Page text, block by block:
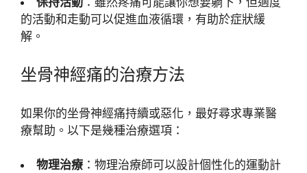
的活動和走動可以促進血液循環，有助於症狀緩
解。
坐骨神經痛的治療方法
如果你的坐骨神經痛持續或惡化，最好尋求專業醫
療幫助。以下是幾種治療選項：
物理治療：物理治療師可以設計個性化的運動計